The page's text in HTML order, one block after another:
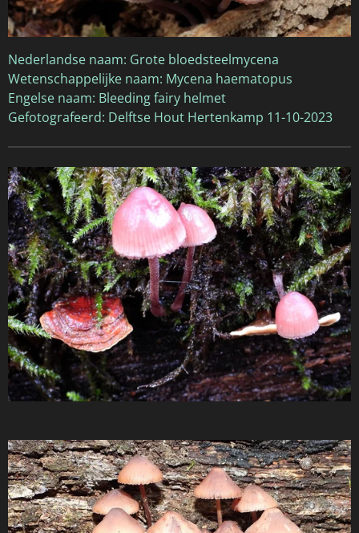
Nederlandse naam: Grote bloedsteelmycena
Wetenschappelijke naam: Mycena haematopus
Engelse naam: Bleeding fairy helmet
Gefotografeerd: Delftse Hout Hertenkamp 11-10-2023